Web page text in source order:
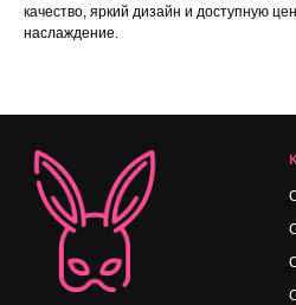
качество, яркий дизайн и доступную
наслаждение.